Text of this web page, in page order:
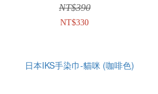
NT$390
NT$330